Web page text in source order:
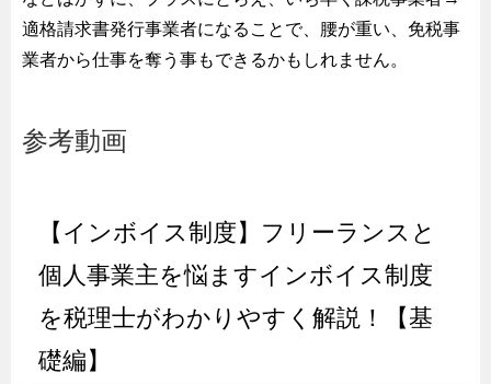
適格請求書発行事業者になることで、腰が重い、免税事
業者から仕事を奪う事もできるかもしれません。
参考動画
【インボイス制度】フリーランスと
個人事業主を悩ますインボイス制度
を税理士がわかりやすく解説！【基
礎編】